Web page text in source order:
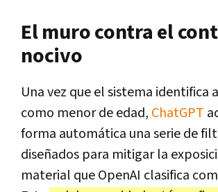
El muro contra el
nocivo
Una vez que el sistema identifica
como menor de edad, ChatGPT
forma automática una serie de
diseñados para mitigar la
material que OpenAI clasifica